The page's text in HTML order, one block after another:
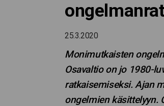
25.3.2020
Monimutkaisten
Osavaltio on jo 1980-
ratkaisemiseksi. Ajan
ongelmien käsittelyyn.